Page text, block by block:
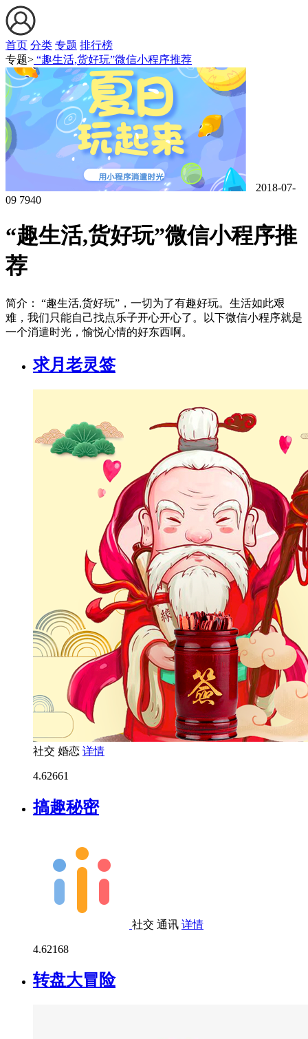
首页 分类 专题 排行榜
专题> “趣生活,货好玩”微信小程序推荐
2018-07-
09 7940
“趣生活,货好玩”微信小程序推
荐
简介： “趣生活,货好玩”，一切为了有趣好玩。生活如此艰
难，我们只能自己找点乐子开心开心了。以下微信小程序就是
一个消遣时光，愉悦心情的好东西啊。
求月老灵签
社交 婚恋 详情
4.62661
搞趣秘密
社交 通讯 详情
4.62168
转盘大冒险